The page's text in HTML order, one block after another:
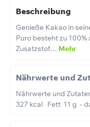
Beschreibung
Genieße Kakao in
Puro besteht zu
Zusatzstof… Mehr
Nährwerte und
Nährwerte und
327 kcal Fett 11 g -